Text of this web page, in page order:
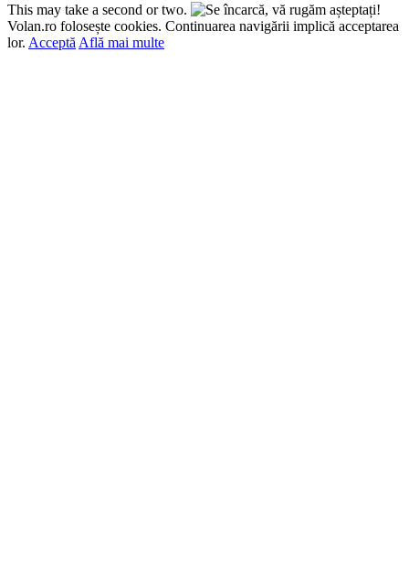
This may take a second or two.
Volan.ro folosește cookies. Continuarea navigării implică acceptarea
lor. Acceptă Află mai multe